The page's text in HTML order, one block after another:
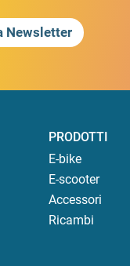
Newsletter
PRODOTTI
E-bike
E-scooter
Accessori
Ricambi